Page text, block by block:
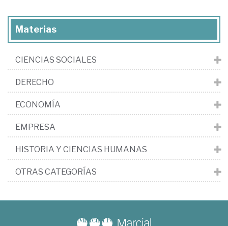
Materias
CIENCIAS SOCIALES
DERECHO
ECONOMÍA
EMPRESA
HISTORIA Y CIENCIAS HUMANAS
OTRAS CATEGORÍAS